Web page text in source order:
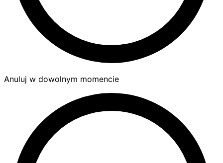
Anuluj w dowolnym momencie